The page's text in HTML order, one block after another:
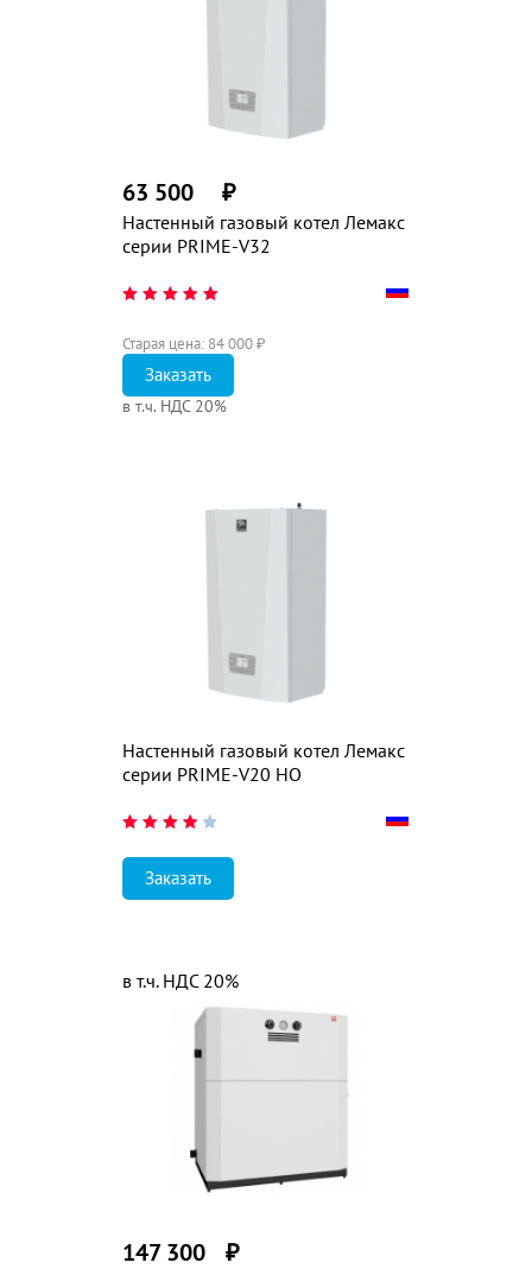
Настенный газовый котел Лемакс
серии PRIME-V32
63 500 ₽
Старая цена: 84 000₽
в т.ч. НДС 20%
Заказать
Настенный газовый котел Лемакс
серии PRIME-V20 НО
Заказать
147 300 ₽
в т.ч. НДС 20%